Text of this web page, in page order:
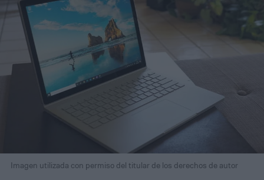
Imagen utilizada con permiso del titular de los derechos de autor